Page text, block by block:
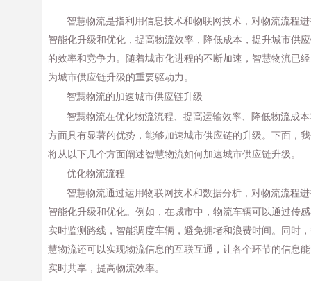
智慧物流是指利用信息技术和物联网技术，对物流流程
智能化升级和优化，提高物流效率，降低成本，提升城市供
的效率和竞争力。随着城市化进程的不断加速，智慧物流已
为城市供应链升级的重要驱动力。
智慧物流的加速城市供应链升级
智慧物流在优化物流流程、提高运输效率、降低物流成
方面具有显著的优势，能够加速城市供应链的升级。下面，
将从以下几个方面阐述智慧物流如何加速城市供应链升级。
优化物流流程
智慧物流通过运用物联网技术和数据分析，对物流流程
智能化升级和优化。例如，在城市中，物流车辆可以通过传
实时监测路线，智能调度车辆，避免拥堵和浪费时间。同时
慧物流还可以实现物流信息的互联互通，让各个环节的信息
实时共享，提高物流效率。